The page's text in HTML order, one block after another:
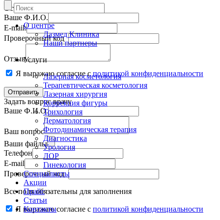
Оставить отзыв
Ваше Ф.И.О.
E-mail:
Проверочный код
Отзыв
Я выражаю согласие сполитикой конфиденциальности
Задать вопрос врачу
Ваше Ф.И.О.
Ваш вопрос
Ваши файлы
Телефон
E-mail
Проверочный код
Все поля обязательны для заполнения
Я выражаю согласие с политикой конфиденциальности
О центре
Лазмед Клиника
Наши партнеры
Услуги
Лазерная косметология
Терапевтическая косметология
Лазерная хирургия
Коррекция фигуры
Трихология
Дерматология
Фотодинамическая терапия
Диагностика
Урология
ЛОР
Гинекология
Специалисты
Акции
Прайс
Статьи
Контакты